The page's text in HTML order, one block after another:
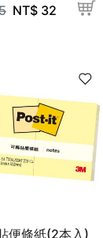
NT$ 32
便條紙(2本入)